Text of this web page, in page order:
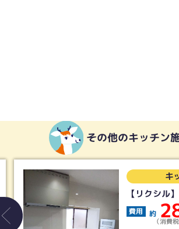
その他のキッチン
キ
【リクシル
費用 約
（消費